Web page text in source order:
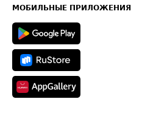
Техническая информация
МОБИЛЬНЫЕ ПРИЛОЖЕНИЯ